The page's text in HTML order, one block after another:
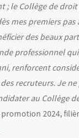
; le Collège de droit
mes premiers pas
des beaux
professionnel
renforcent
recruteurs. Je
au Collège
promotion 2024,